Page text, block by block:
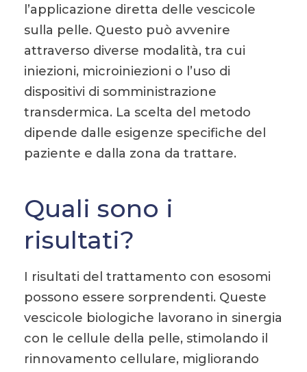
l’applicazione diretta delle vescicole
sulla pelle. Questo può avvenire
attraverso diverse modalità, tra cui
iniezioni, microiniezioni o l’uso di
dispositivi di somministrazione
transdermica. La scelta del metodo
dipende dalle esigenze specifiche del
paziente e dalla zona da trattare.
Quali sono i
risultati?
I risultati del trattamento con esosomi
possono essere sorprendenti. Queste
vescicole biologiche lavorano in sinergia
con le cellule della pelle, stimolando il
rinnovamento cellulare, migliorando